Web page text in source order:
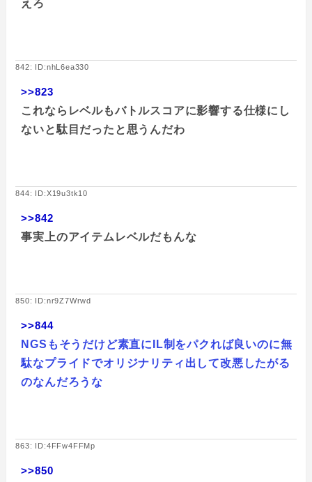
えろ
842: ID:nhL6ea330
>>823
これならレベルもバトルスコアに影響する仕様にし
ないと駄目だったと思うんだわ
844: ID:X19u3tk10
>>842
事実上のアイテムレベルだもんな
850: ID:nr9Z7Wrwd
>>844
NGSもそうだけど素直にIL制をパクれば良いのに無
駄なプライドでオリジナリティ出して改悪したがる
のなんだろうな
863: ID:4FFw4FFMp
>>850